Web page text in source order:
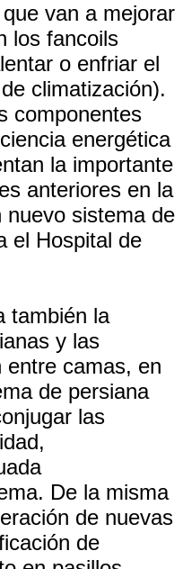
van a mejorar
los fancoils
o enfriar el
climatización).
componentes
energética
la importante
anteriores en la
nuevo sistema de
el Hospital de
también la
y las
entre camas, en
de persiana
las
De la misma
de nuevas
de